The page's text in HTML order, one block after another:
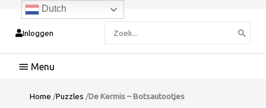
Inloggen
naar:
Hoofdmenu
Home /Puzzles /De Kermis – Botsautootjes
Dutch